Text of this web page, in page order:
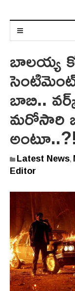
బాల‌య్య
బాబి..
మరోసారి
Latest News,
Editor